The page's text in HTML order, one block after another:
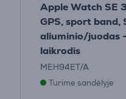
Apple Watch SE
GPS, sport band,
aliuminio/juodas
laikrodis
MEH94ET/A
Turime sandėlyje